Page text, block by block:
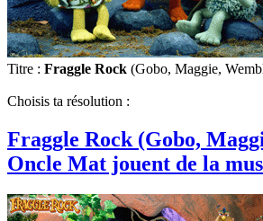
Titre : Fraggle Rock (Gobo, Maggie,
Choisis ta résolution :
Fraggle Rock (Gobo,
Oncle Mat jouent de la